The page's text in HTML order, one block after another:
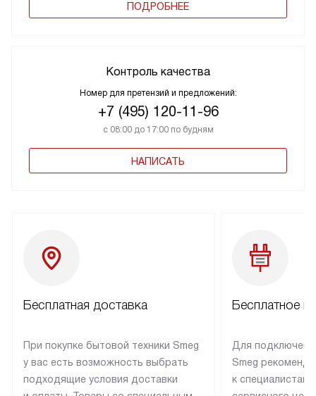
ПОДРОБНЕЕ
Контроль качества
Номер для претензий и предложений:
+7 (495) 120-11-96
с 08:00 до 17:00 по будням
НАПИСАТЬ
Бесплатная доставка
При покупке бытовой техники Smeg
у вас есть возможность выбрать
подходящие условия доставки
Бесплатное
Для
Smeg
к специалистам